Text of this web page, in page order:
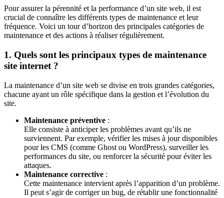
Pour assurer la pérennité et la performance d’un site web, il est
crucial de connaître les différents types de maintenance et leur
fréquence. Voici un tour d’horizon des principales catégories de
maintenance et des actions à réaliser régulièrement.
1. Quels sont les principaux types de maintenance
site internet ?
La maintenance d’un site web se divise en trois grandes catégories,
chacune ayant un rôle spécifique dans la gestion et l’évolution du
site.
Maintenance préventive :
Elle consiste à anticiper les problèmes avant qu’ils ne
surviennent. Par exemple, vérifier les mises à jour disponibles
pour les CMS (comme Ghost ou WordPress), surveiller les
performances du site, ou renforcer la sécurité pour éviter les
attaques.
Maintenance corrective :
Cette maintenance intervient après l’apparition d’un problème.
Il peut s’agir de corriger un bug, de rétablir une fonctionnalité